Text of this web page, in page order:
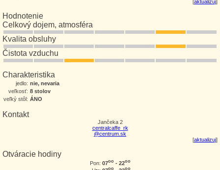
[aktualizuj]
Hodnotenie
Celkový dojem, atmosféra
Kvalita obsluhy
Čistota vzduchu
Charakteristika
jedlo: nie, nevaria
veľkosť: 8 stolov
veľký stôl: ÁNO
Kontakt
Jančeka 2
centralcaffe_rk
@centrum.sk
[aktualizuj]
Otváracie hodiny
Pon: 07oo - 22oo
oo oo